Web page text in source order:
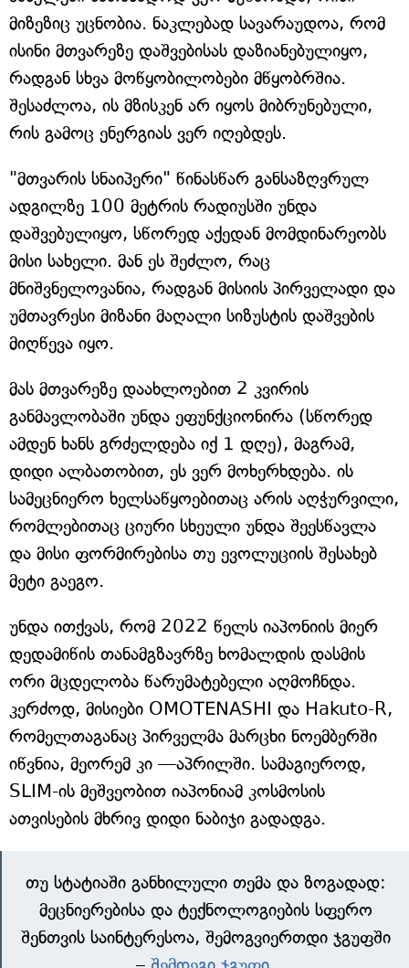
მიზეზიც უცნობია. ნაკლებად სავარაუდოა, რომ
ისინი მთვარეზე დაშვებისას დაზიანებულიყო,
რადგან სხვა მოწყობილობები მწყობრშია.
შესაძლოა, ის მზისკენ არ იყოს მიბრუნებული,
რის გამოც ენერგიას ვერ იღებდეს.
"მთვარის სნაიპერი" წინასწარ განსაზღვრულ
ადგილზე 100 მეტრის რადიუსში უნდა
დაშვებულიყო, სწორედ აქედან მომდინარეობს
მისი სახელი. მან ეს შეძლო, რაც
მნიშვნელოვანია, რადგან მისიის პირველადი და
უმთავრესი მიზანი მაღალი სიზუსტის დაშვების
მიღწევა იყო.
მას მთვარეზე დაახლოებით 2 კვირის
განმავლობაში უნდა ეფუნქციონირა (სწორედ
ამდენ ხანს გრძელდება იქ 1 დღე), მაგრამ,
დიდი ალბათობით, ეს ვერ მოხერხდება. ის
სამეცნიერო ხელსაწყოებითაც არის აღჭურვილი,
რომლებითაც ციური სხეული უნდა შეესწავლა
და მისი ფორმირებისა თუ ევოლუციის შესახებ
მეტი გაეგო.
უნდა ითქვას, რომ 2022 წელს იაპონიის მიერ
დედამიწის თანამგზავრზე ხომალდის დასმის
ორი მცდელობა წარუმატებელი აღმოჩნდა.
კერძოდ, მისიები OMOTENASHI და Hakuto-R,
რომელთაგანაც პირველმა მარცხი ნოემბერში
იწვნია, მეორემ კი —აპრილში. სამაგიეროდ,
SLIM-ის მეშვეობით იაპონიამ კოსმოსის
ათვისების მხრივ დიდი ნაბიჯი გადადგა.
თუ სტატიაში განხილული თემა და ზოგადად:
მეცნიერებისა და ტექნოლოგიების სფერო
შენთვის საინტერესოა, შემოგვიერთდი ჯგუფში